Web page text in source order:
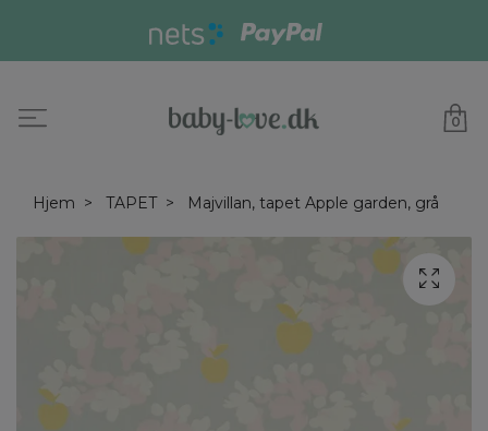
0
Hjem TAPET Majvillan, tapet Apple garden, grå